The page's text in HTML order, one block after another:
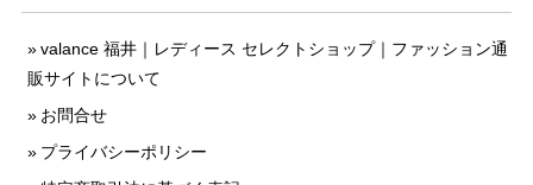
valance 福井｜レディース セレクトショップ｜ファッション通
販サイトについて
お問合せ
プライバシーポリシー